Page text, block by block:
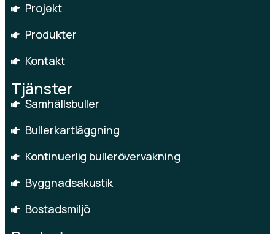
Projekt
Produkter
Kontakt
Tjänster
Samhällsbuller
Bullerkartläggning
Kontinuerlig bullerövervakning
Byggnadsakustik
Bostadsmiljö